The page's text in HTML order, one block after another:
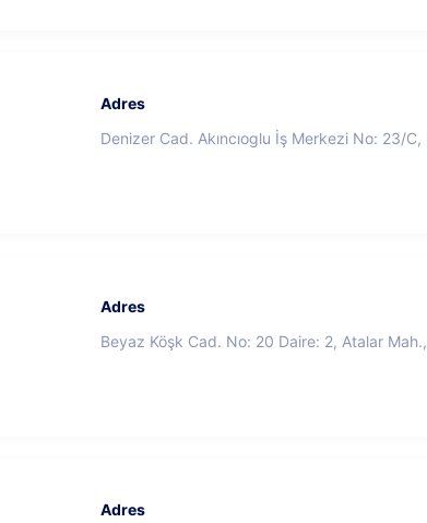
Adres
Denizer Cad. Akıncıoglu İş Merkezi No: 23/
Adres
Beyaz Köşk Cad. No: 20 Daire: 2, Atalar
Adres